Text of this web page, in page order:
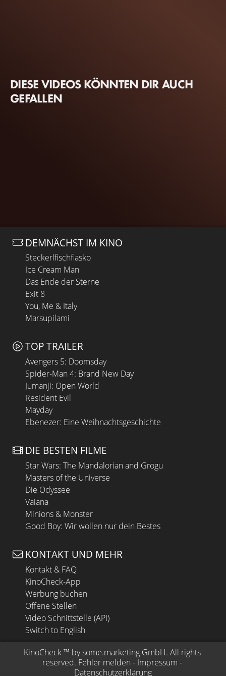
DIESE VIDEOS KÖNNTEN DIR AUCH
GEFALLEN
DEMNÄCHST IM KINO
Steckerlfischfiasko
Ice Cream Man
Das Ende der Sterne
Exit 8
You, Me & Italy
Marsupilami
TOP TRAILER
Avengers 5: Doomsday
Spider-Man 4: Brand New Day
Jumanji: Open World
Resident Evil
Mayday
Ebenezer: Eine Weihnachtsgeschichte
DIE BESTEN FILME
Star Wars: The Mandalorian and Grogu
Masters of the Universe
Die Odyssee
Vaiana
Minions & Monster
Good Boy: Wir wollen nur dein Bestes
KONTAKT UND MEHR
Kontakt & FAQ
KinoCheck-App
Werbung buchen
Offene Stellen
Video Schnittstelle (API)
Switch to English
KinoCheck ™ by some.marketing GmbH. All rights
reserved. Fehler melden - Impressum -
Datenschutzerklärung